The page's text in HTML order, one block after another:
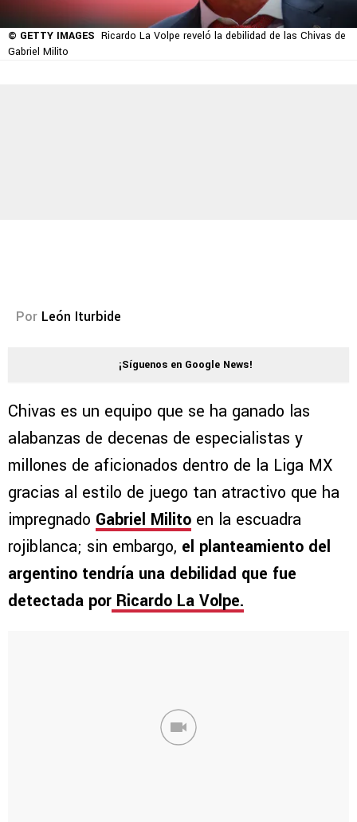
© GETTY IMAGES Ricardo La Volpe reveló la debilidad de las Chivas de
Gabriel Milito
Por León Iturbide
¡Síguenos en Google News!
Chivas es un equipo que se ha ganado las
alabanzas de decenas de especialistas y
millones de aficionados dentro de la Liga MX
gracias al estilo de juego tan atractivo que ha
impregnado Gabriel Milito en la escuadra
rojiblanca; sin embargo, el planteamiento del
argentino tendría una debilidad que fue
detectada por Ricardo La Volpe.